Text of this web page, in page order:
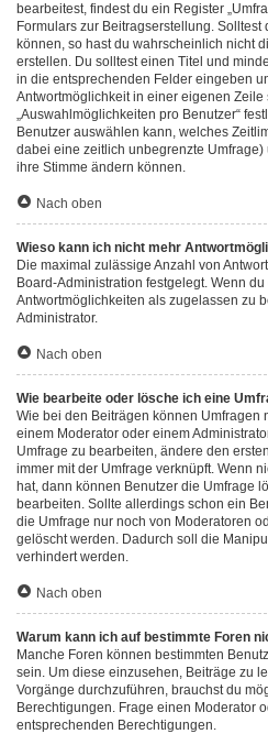
bearbeitest, findest du ein Register
Formulars zur Beitragserstellung.
können, so hast du wahrscheinlich nicht
erstellen. Du solltest einen Titel und
in die entsprechenden Felder eingeben
Antwortmöglichkeit in einer eigenen Zeile
„Auswahlmöglichkeiten pro Benutzer“
Benutzer auswählen kann, welches
dabei eine zeitlich unbegrenzte
ihre Stimme ändern können.
Nach oben
Wieso kann ich nicht mehr
Die maximal zulässige Anzahl von
Board-Administration festgelegt. Wenn
Antwortmöglichkeiten als zugelassen zu
Administrator.
Nach oben
Wie bearbeite oder lösche ich eine
Wie bei den Beiträgen können Umfragen
einem Moderator oder einem
Umfrage zu bearbeiten, ändere den
immer mit der Umfrage verknüpft. Wenn
hat, dann können Benutzer die Umfrage
bearbeiten. Sollte allerdings schon ein
die Umfrage nur noch von Moderatoren
gelöscht werden. Dadurch soll die
verhindert werden.
Nach oben
Warum kann ich auf bestimmte Foren
Manche Foren können bestimmten
sein. Um diese einzusehen, Beiträge zu
Vorgänge durchzuführen, brauchst du
Berechtigungen. Frage einen Moderator
entsprechenden Berechtigungen.